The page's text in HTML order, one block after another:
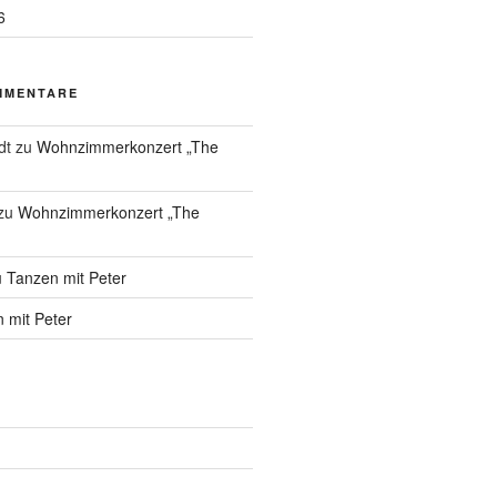
zu Wohnzimmerkonzert „The
Wohnzimmerkonzert „The
Tanzen mit Peter
mit Peter